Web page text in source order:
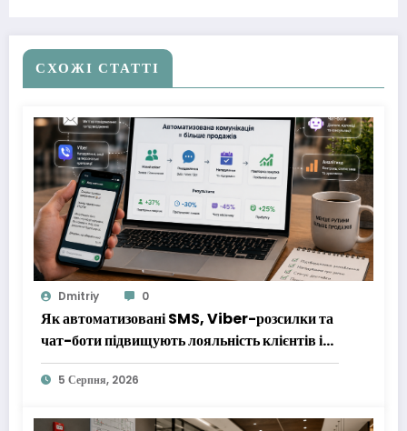
СХОЖІ СТАТТІ
Dmitriy 0
Як автоматизовані SMS, Viber-розсилки та
чат-боти підвищують лояльність клієнтів і
зменшують маркетингові витрати
5 Серпня, 2026